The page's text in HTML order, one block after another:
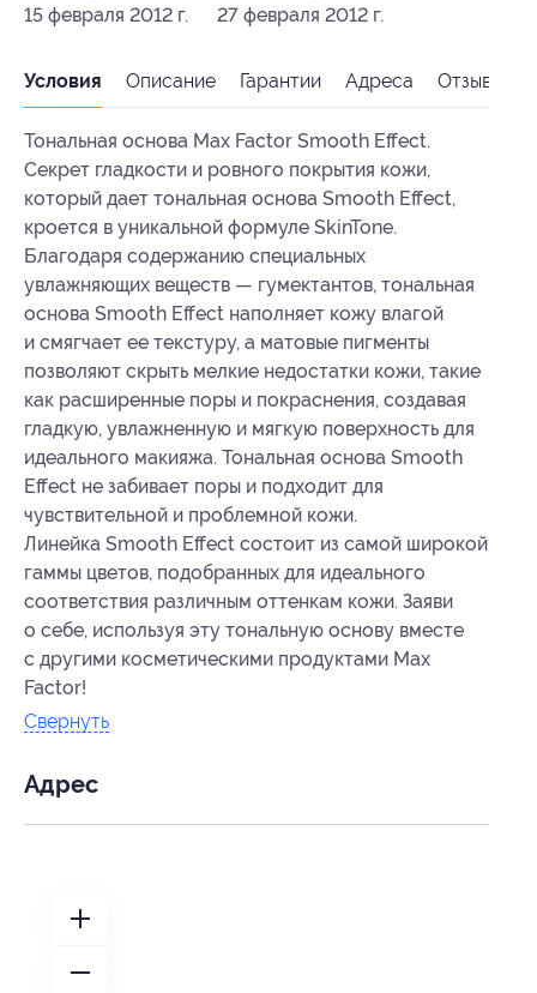
15 февраля 2012 г. 27 февраля 2012 г.
Условия Описание Гарантии Адреса Отзывы
Тональная основа Max Factor Smooth Effect.
Секрет гладкости и ровного покрытия кожи,
который дает тональная основа Smooth Effect,
кроется в уникальной формуле SkinTone.
Благодаря содержанию специальных
увлажняющих веществ — гумектантов, тональная
основа Smooth Effect наполняет кожу влагой
и смягчает ее текстуру, а матовые пигменты
позволяют скрыть мелкие недостатки кожи, такие
как расширенные поры и покраснения, создавая
гладкую, увлажненную и мягкую поверхность для
идеального макияжа. Тональная основа Smooth
Effect не забивает поры и подходит для
чувствительной и проблемной кожи.
Линейка Smooth Effect состоит из самой широкой
гаммы цветов, подобранных для идеального
соответствия различным оттенкам кожи. Заяви
о себе, используя эту тональную основу вместе
с другими косметическими продуктами Max
Factor!
Свернуть
Адрес